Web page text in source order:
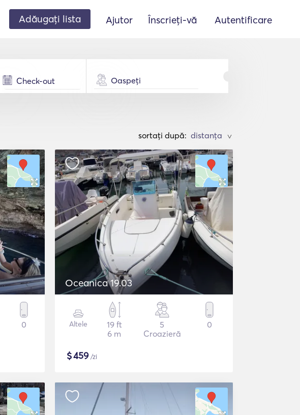
Adăugați lista Ajutor Înscrieți-vă Autentificare
Oaspeți
sortați după: >
0
Oceanica 19.03
Altele
19 ft
6 m
5
Croazieră
0
$459/zi